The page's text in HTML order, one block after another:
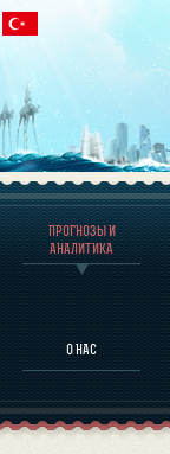
ПРОГНОЗЫ И
АНАЛИТИКА
О НАС